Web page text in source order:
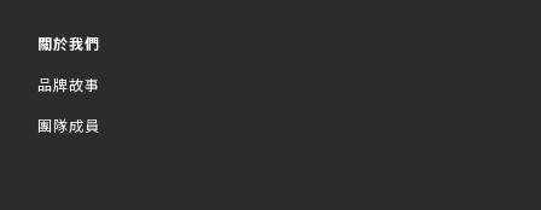
關於我們
品牌故事
團隊成員